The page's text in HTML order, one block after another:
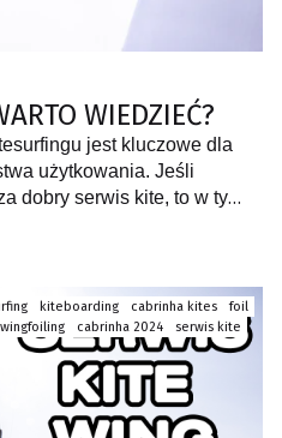
WIEDZIEĆ?
jest kluczowe dla
użytkowania. Jeśli
dobry serwis kite, to w tym
wątpliwości.
kiteboarding cabrinha kites
foil
wingfoiling cabrinha 2024 serwis kite